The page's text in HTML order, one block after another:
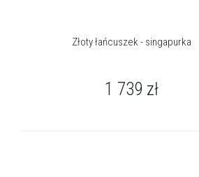
Złoty łańcuszek - singapurka
1 739 zł